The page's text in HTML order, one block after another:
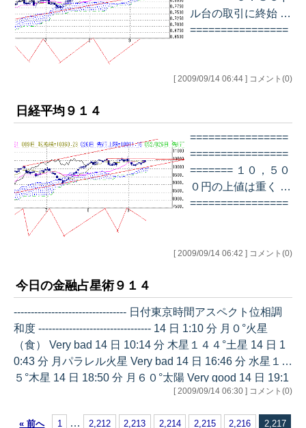
ル台の取引に終始 ==
================
ート…
[ 2009/09/14 06:44 ] コメント(0)
日経平均９１４
================
================
======= １０，５０
０円の上値は重く ==
================
ャート…
[ 2009/09/14 06:42 ] コメント(0)
今日の金融占星術９１４
--------------------------------- 日付東京時間アスペクト位相調
和度 --------------------------------- 14 日 1:10 分 月０°火星
（食） Very bad 14 日 10:14 分 木星１４４°土星 14 日 1
0:43 分 月パラレル火星 Very bad 14 日 16:46 分 水星１３
５°木星 14 日 18:50 分 月６０°太陽 Very good 14 日 19:1
6 分 月３０°金星 good 14 日 22:41 分 月６０°土星 Very g
[ 2009/09/14 06:30 ] コメント(0)
« 前へ 1 … 2,212 2,213 2,214 2,215 2,216 2,217